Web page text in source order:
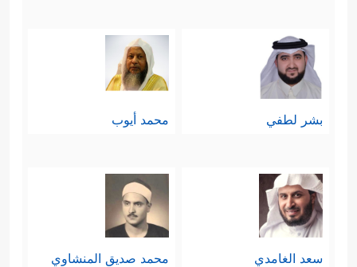
بشر لطفي محمد أيوب
سعد الغامدي محمد صديق المنشاوي